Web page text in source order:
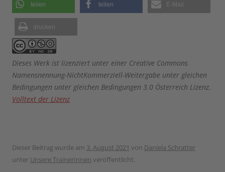
teilen teilen E-Mail
drucken
Dieses Werk ist lizenziert unter einer Creative Commons
Namensnennung-NichtKommerziell-Weitergabe unter gleichen
Bedingungen unter gleichen Bedingungen 3.0 Österreich Lizenz.
Volltext der Lizenz
Dieser Beitrag wurde am 3. August 2021 von Daniela Schratter
unter Unsere TrainerInnen veröffentlicht.